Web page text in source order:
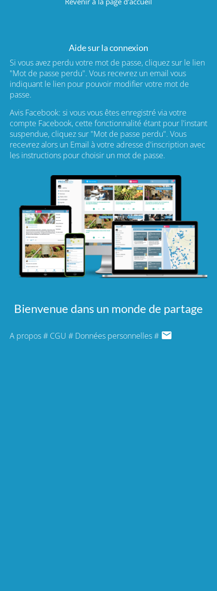
Aide sur la connexion
Si vous avez perdu votre mot de passe, cliquez sur le lien
"Mot de passe perdu". Vous recevrez un email vous
indiquant le lien pour pouvoir modifier votre mot de
passe.
Avis Facebook: si vous vous êtes enregistré via votre
compte Facebook, cette fonctionnalité étant pour l'instant
suspendue, cliquez sur "Mot de passe perdu". Vous
recevrez alors un Email à votre adresse d'inscription avec
les instructions pour choisir un mot de passe.
Bienvenue dans un monde de partage
A propos# CGU # Données personnelles#